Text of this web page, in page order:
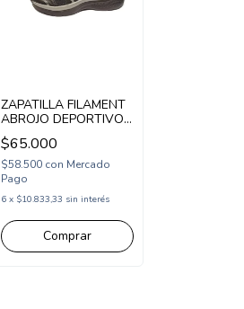
ZAPATILLA FILAMENT
ABROJO DEPORTIVO
ELASTICO 29-37
NEGRO (FIBUDD/1N)
$65.000
$58.500 con Mercado
Pago
6 x $10.833,33 sin interés
Comprar